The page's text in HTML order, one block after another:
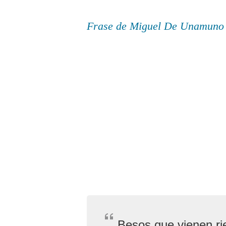
Frase de Miguel De Unamuno